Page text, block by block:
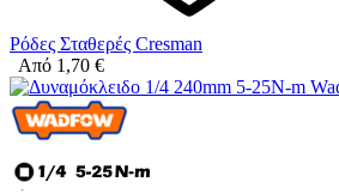
Ρόδες Σταθερές Cresman
Από 1,70 €